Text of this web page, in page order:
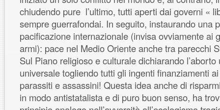
chiudendo pure l’ultimo, tutti aperti dai governi «
sempre guerrafondai. In seguito, instaurando una
pacificazione internazionale (invisa ovviamente ai
armi): pace nel Medio Oriente anche tra parecchi
Sul Piano religioso e culturale dichiarando
universale togliendo tutti gli ingenti finanziamenti
parassiti e assassini! Questa idea anche di
in modo antistatalista e di puro buon senso, ha